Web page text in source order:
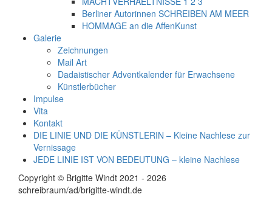
Berliner Autorinnen SCHREIBEN AM MEER
HOMMAGE an die AffenKunst
Galerie
Zeichnungen
Mail Art
Dadaistischer Adventkalender für Erwachsene
Künstlerbücher
Impulse
Vita
Kontakt
DIE LINIE UND DIE KÜNSTLERIN – Kleine Nachlese zur
Vernissage
JEDE LINIE IST VON BEDEUTUNG – kleine Nachlese
Copyright © Brigitte Windt 2021 - 2026
schreibraum/ad/brigitte-windt.de